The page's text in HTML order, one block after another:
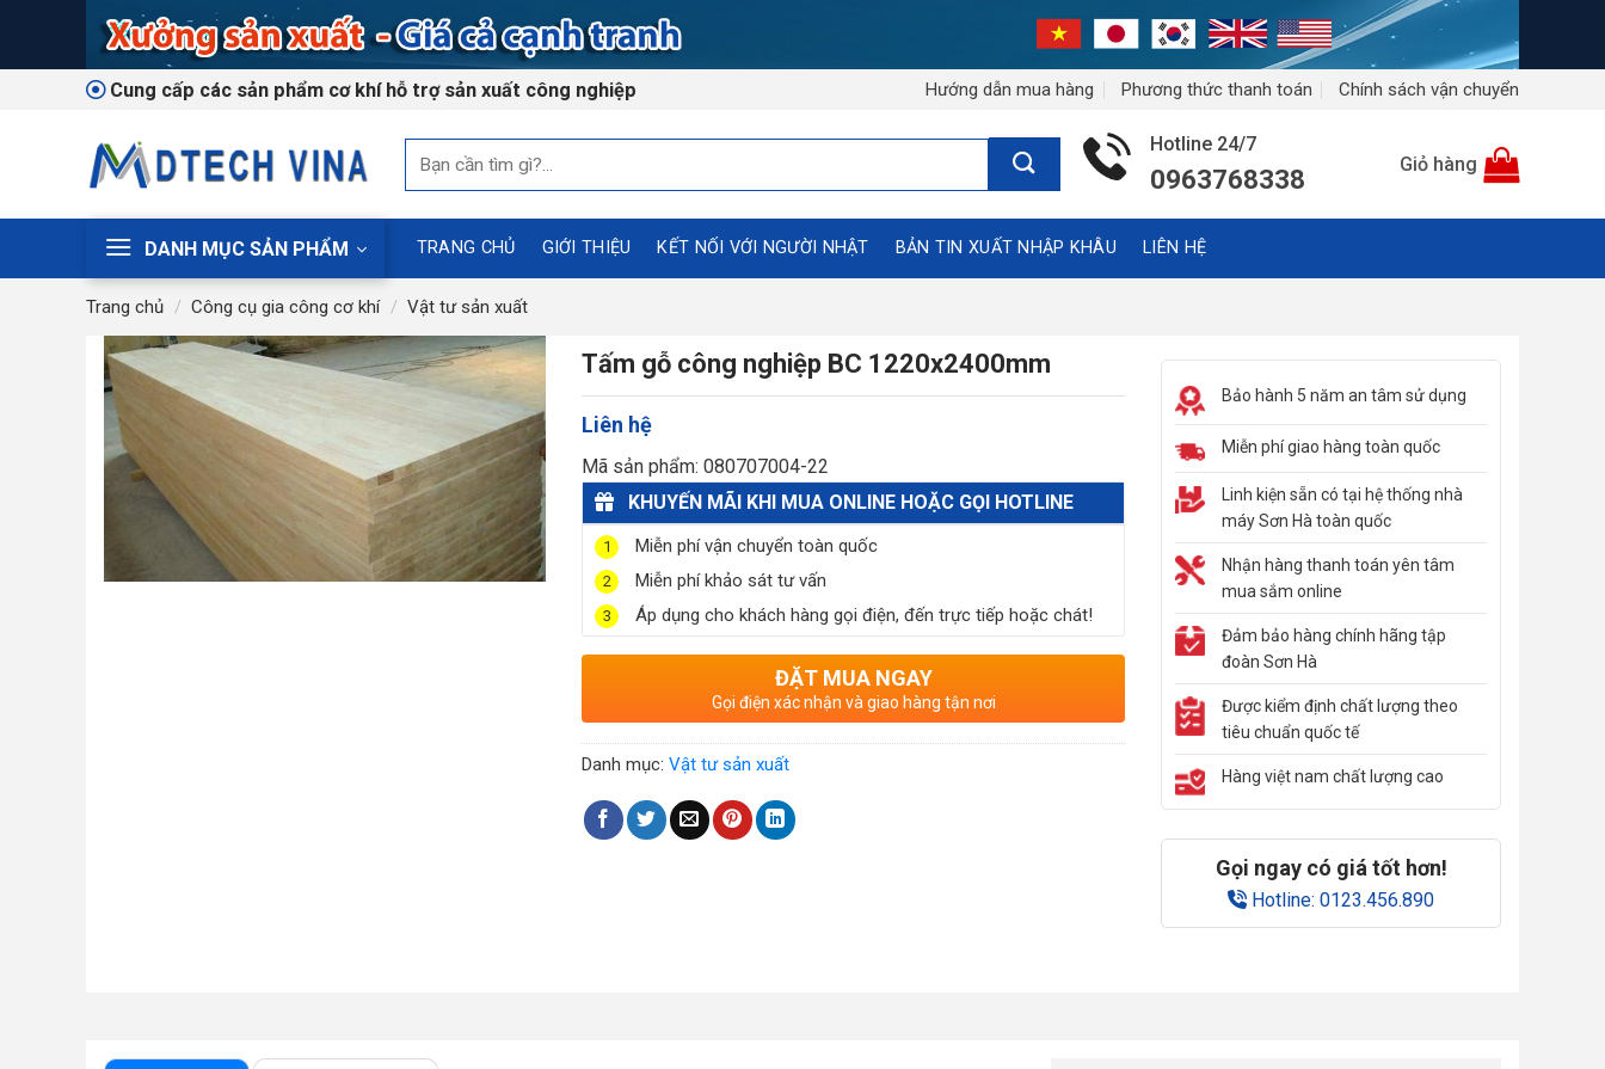
content
Cung cấp các sản phẩm cơ khí hỗ trợ sản xuất công nghiệp Hướng dẫn mua hàng Phương thức thanh toán Chính sách vận chuyển
kiếm:
Hotline 24/7
0963768338 Giỏ hàng
DANH MỤC SẢN PHẨM TRANG CHỦ GIỚI THIỆU KẾT NỐI VỚI NGƯỜI NHẬT BẢN TIN XUẤT NHẬP KHÂU LIÊN HỆ
Trang chủ / Công cụ gia công cơ khí / Vật tư sản xuất
Tấm gỗ công nghiệp BC 1220x2400mm
Liên hệ
Mã sản phẩm: 080707004-22
KHUYẾN MÃI KHI MUA ONLINE HOẶC GỌI HOTLINE
1 Miễn phí vận chuyển toàn quốc
2 Miễn phí khảo sát tư vấn
3 Áp dụng cho khách hàng gọi điện, đến trực tiếp hoặc chát!
ĐẶT MUA NGAY
Gọi điện xác nhận và giao hàng tận nơi
Danh mục: Vật tư sản xuất
Bảo hành 5 năm an tâm sử dụng
Miễn phí giao hàng toàn quốc
Linh kiện sẵn có tại hệ thống nhà
máy Sơn Hà toàn quốc
Nhận hàng thanh toán yên tâm
mua sắm online
Đảm bảo hàng chính hãng tập
đoàn Sơn Hà
Được kiểm định chất lượng theo
tiêu chuẩn quốc tế
Hàng việt nam chất lượng cao
Gọi ngay có giá tốt hơn!
Hotline: 0123.456.890